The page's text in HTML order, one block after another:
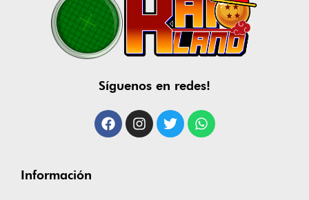
Información
Síguenos en redes!